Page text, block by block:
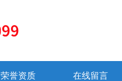
荣誉资质 在线留言